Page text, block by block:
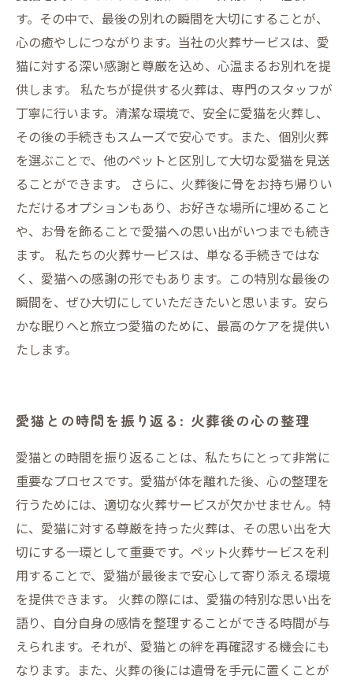
す。その中で、最後の別れの瞬間を大切にすることが、
心の癒やしにつながります。当社の火葬サービスは、愛
猫に対する深い感謝と尊厳を込め、心温まるお別れを提
供します。 私たちが提供する火葬は、専門のスタッフが
丁寧に行います。清潔な環境で、安全に愛猫を火葬し、
その後の手続きもスムーズで安心です。また、個別火葬
を選ぶことで、他のペットと区別して大切な愛猫を見送
ることができます。 さらに、火葬後に骨をお持ち帰りい
ただけるオプションもあり、お好きな場所に埋めること
や、お骨を飾ることで愛猫への思い出がいつまでも続き
ます。 私たちの火葬サービスは、単なる手続きではな
く、愛猫への感謝の形でもあります。この特別な最後の
瞬間を、ぜひ大切にしていただきたいと思います。安ら
かな眠りへと旅立つ愛猫のために、最高のケアを提供い
たします。
愛猫との時間を振り返る: 火葬後の心の整理
愛猫との時間を振り返ることは、私たちにとって非常に
重要なプロセスです。愛猫が体を離れた後、心の整理を
行うためには、適切な火葬サービスが欠かせません。特
に、愛猫に対する尊厳を持った火葬は、その思い出を大
切にする一環として重要です。ペット火葬サービスを利
用することで、愛猫が最後まで安心して寄り添える環境
を提供できます。 火葬の際には、愛猫の特別な思い出を
語り、自分自身の感情を整理することができる時間が与
えられます。それが、愛猫との絆を再確認する機会にも
なります。また、火葬の後には遺骨を手元に置くことが